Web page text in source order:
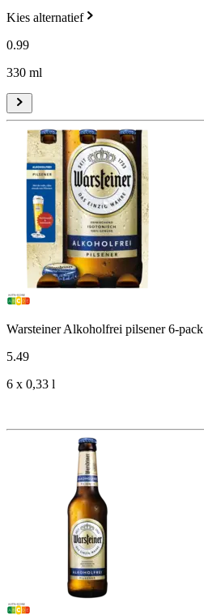
Kies alternatief
0.99
330 ml
Warsteiner Alkoholfrei pilsener 6-pack
5.49
6 x 0,33 l